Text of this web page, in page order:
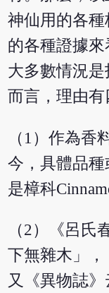
神仙用的各
的各種證據
大多數情況是
而言，理由有
（1）作為香
今，具體品
是樟科
（2）《呂氏
下無雜木」，
又《異物誌